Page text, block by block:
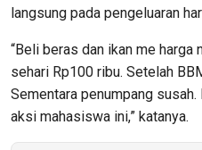
langsung pada pengeluaran
“Beli beras dan ikan me harga
sehari Rp100 ribu. Setelah
Sementara penumpang
aksi mahasiswa ini,” katanya.